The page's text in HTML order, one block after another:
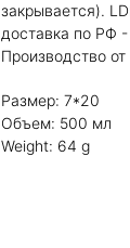
закрывается).
доставка по РФ
Производство
Размер: 7*20
Объем: 500 мл
Weight: 64 g